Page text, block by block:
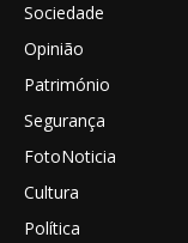
Sociedade
Opinião
Património
Segurança
FotoNoticia
Cultura
Política